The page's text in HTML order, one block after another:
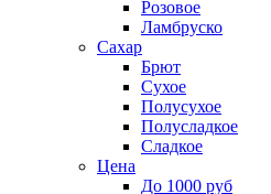
Розовое
Ламбруско
Сахар
Брют
Сухое
Полусухое
Полусладкое
Сладкое
Цена
До 1000 руб